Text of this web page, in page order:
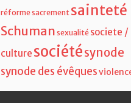
réformesacrement sainteté
Schuman sexualité societe /
culture sociétésynode
synode des évêques